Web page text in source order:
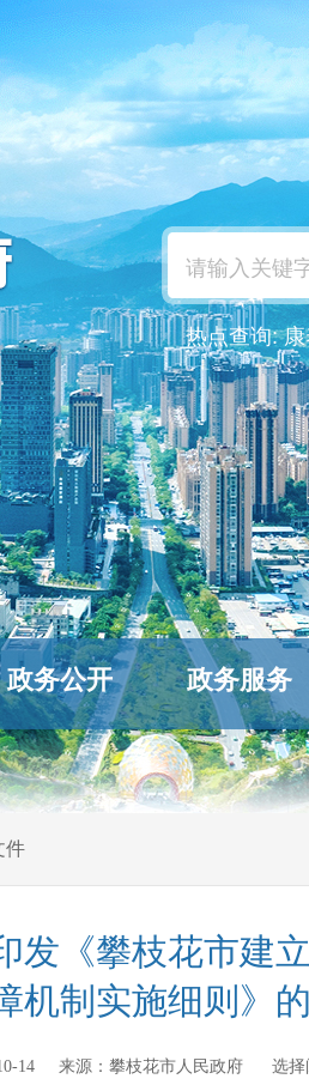
热点查询:
政务公开 政务服务
件
发《攀枝花市建
机制实施细则》
14 来源： 攀枝花市人民政府 选择